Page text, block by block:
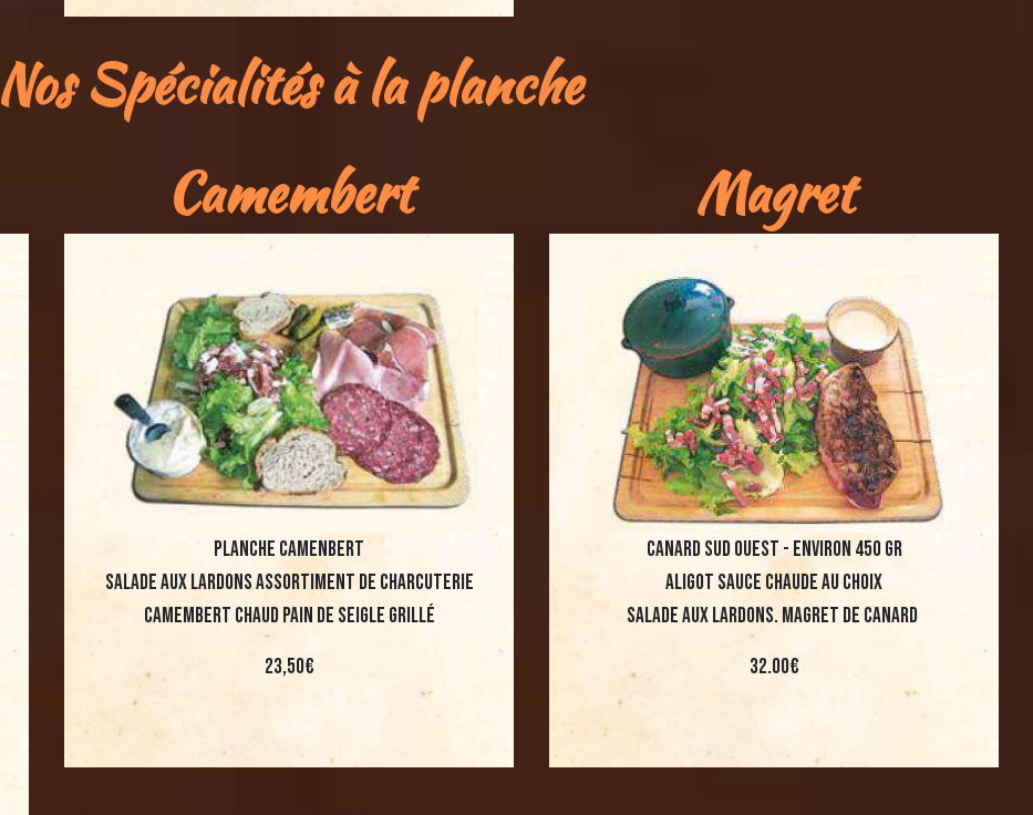
Nos Spécialités à la planche
Camembert
planche camenbert
Salade aux lardons Assortiment de charcuterie
Camembert chaud Pain de seigle grillé
23,50€
Magret
canard sud ouest - environ 450 gr
Aligot Sauce chaude au choix
Salade aux lardons. Magret de canard
32.00€